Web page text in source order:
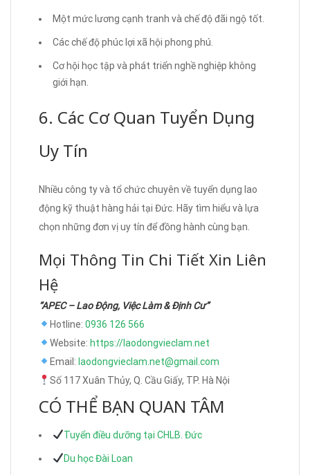
Một mức lương cạnh tranh và chế độ đãi ngộ tốt.
Các chế độ phúc lợi xã hội phong phú.
Cơ hội học tập và phát triển nghề nghiệp không
giới hạn.
6. Các Cơ Quan Tuyển Dụng
Uy Tín
Nhiều công ty và tổ chức chuyên về tuyển dụng lao
động kỹ thuật hàng hải tại Đức. Hãy tìm hiểu và lựa
chọn những đơn vị uy tín để đồng hành cùng bạn.
Mọi Thông Tin Chi Tiết Xin Liên
Hệ
“APEC – Lao Động, Việc Làm & Định Cư”
Hotline: 0936 126 566
Website: https://laodongvieclam.net
Email: laodongvieclam.net@gmail.com
Số 117 Xuân Thủy, Q. Cầu Giấy, TP. Hà Nội
CÓ THỂ BẠN QUAN TÂM
Tuyển điều dưỡng tại CHLB. Đức
Du học Đài Loan